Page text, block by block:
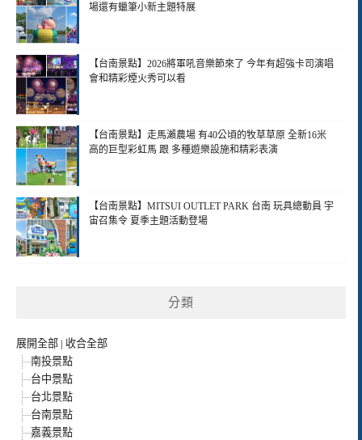
場還有蠟筆小新主題特展
【台南景點】2026將軍吼音樂節來了 今年有超強卡司演唱
會和精彩煙火秀可以看
【台南景點】走馬瀨農場 有40公頃的牧草草原 全新16米
高的巨型彩虹馬 跟 多種遊樂設施和精彩表演
【台南景點】MITSUI OUTLET PARK 台南 玩具總動員 宇
宙召集令 夏季主題活動登場
分類
展開全部 | 收合全部
南投景點
台中景點
台北景點
台南景點
嘉義景點